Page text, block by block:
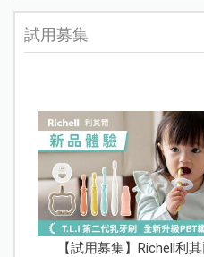
試用募集
【試用募集】Richell利